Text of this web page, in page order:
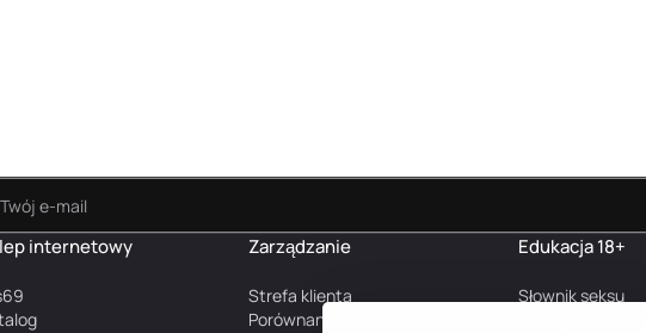
internetowy Zarządzanie
Strefa klienta
Porównanie produktów
Edukacja 18+
Słownik seksu